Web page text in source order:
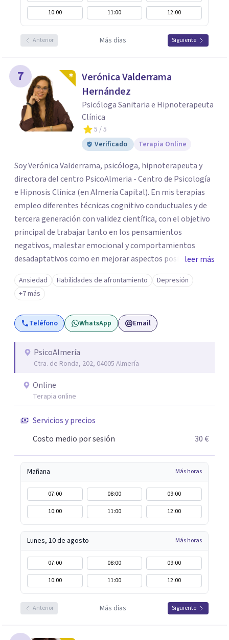
10:00
11:00 12:00
Anterior Más días Siguiente
7
Verónica Valderrama
Hernández
Psicóloga Sanitaria e Hipnoterapeuta
Clínica
5 / 5
Verificado
Terapia Online
Soy Verónica Valderrama, psicóloga, hipnoterapeuta y
directora del centro PsicoAlmeria - Centro de Psicología
e Hipnosis Clínica (en Almería Capital). En mis terapias
empleo diferentes técnicas cognitivo conductuales y de
tercera generación con validez científica, con el objetivo
principal de trabajar tanto en los pensamientos
negativos, malestar emocional y comportamientos
desadaptativos como en mejorar aspectos positivos,
habilidades y desarrollo personal. ¡Tus objetivos son los
míos y juntos los alcanzaremos!. Mi objetivo principal es
que consigas el bienestar y equilibrio que buscas, siendo
consciente de que cada persona es diferente y por ello
inicialmente realizaremos una adecuada evaluación para
personalizado. Utilizo diferentes técnicas psicológicas
aunque mi especialidad es la hipnosis clínica, como
eficacia, reduciendo el tiempo de tratamiento y
consiguiendo cambios positivos desde la primera sesión.
¿Tienes dudas de cómo enfocaré tu problema o situación?
momento de dar el paso a una nueva etapa en tu vida.
leer más
Ansiedad Habilidades de afrontamiento
Depresión
+7 más
Teléfono WhatsApp Email
PsicoAlmería
Ctra. de Ronda, 202, 04005 Almería
Online
Terapia online
Servicios y precios
Costo medio por sesión
30 €
Mañana Más horas
07:00 08:00
09:00
10:00
11:00 12:00
Lunes, 10 de agosto Más horas
07:00 08:00
09:00
10:00
11:00 12:00
Anterior Más días Siguiente